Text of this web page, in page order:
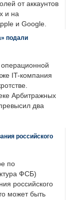
от аккаунтов
и на
и Google.
подали
IT-компания
Арбитражных
два
российского
по
ФСБ)
российского
может быть